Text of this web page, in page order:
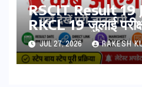
RSCIT Result 19
RKCL 19 जुलाई
आएगा? यहां देखें
Direct Link,
Download
JUL 27, 2026 RAKESH